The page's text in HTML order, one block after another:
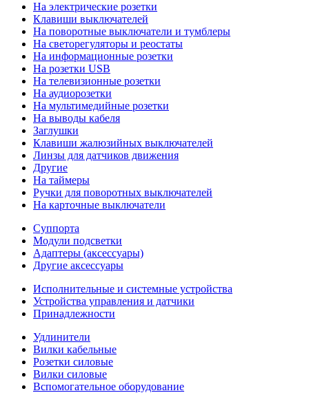
На электрические розетки
Клавиши выключателей
На поворотные выключатели и тумблеры
На светорегуляторы и реостаты
На информационные розетки
На розетки USB
На телевизионные розетки
На аудиорозетки
На мультимедийные розетки
На выводы кабеля
Заглушки
Клавиши жалюзийных выключателей
Линзы для датчиков движения
Другие
На таймеры
Ручки для поворотных выключателей
На карточные выключатели
Суппорта
Модули подсветки
Адаптеры (аксессуары)
Другие аксессуары
Исполнительные и системные устройства
Устройства управления и датчики
Принадлежности
Удлинители
Вилки кабельные
Розетки силовые
Вилки силовые
Вспомогательное оборудование